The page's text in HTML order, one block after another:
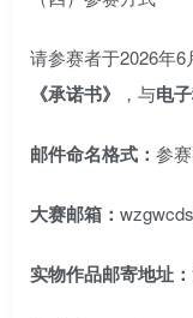
请参赛者于2026年
《承诺书》
，与电子
邮件命名格式： 参
大赛邮箱：
实物作品邮寄地址：